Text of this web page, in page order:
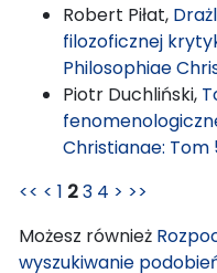
Robert Piłat,
filozoficznej
Philosophiae
Piotr Duchliński,
Christianae: Tom
<< < 1 23 4 > >>
Możesz również
wyszukiwanie